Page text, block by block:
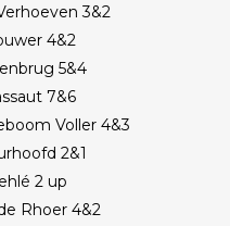
3&2
4&2
5&4
7&6
Voller 4&3
2&1
2 up
Rhoer 4&2